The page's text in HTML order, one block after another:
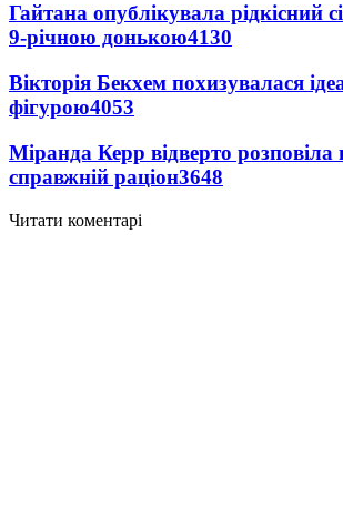
Гайтана опублікувала рідкісний
9-річною донькою4130
Вікторія Бекхем похизувалася
фігурою4053
Міранда Керр відверто розповіла
справжній раціон3648
Читати коментарі